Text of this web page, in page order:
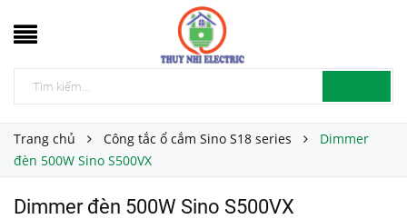
Trang chủ Công tắc ổ cắm Sino S18 series
Dimmer
đèn 500W Sino S500VX
Dimmer đèn 500W Sino S500VX